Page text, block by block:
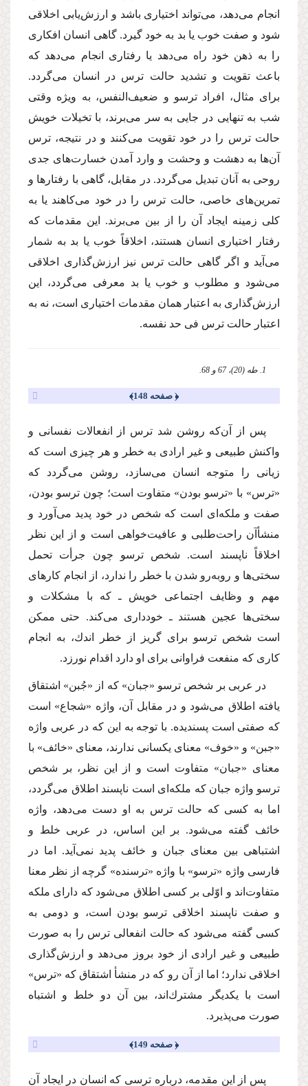
انجام مى‌دهد، مى‌تواند اختیارى باشد و ارزش‌یابى اخلاقى
شود و صفت خوب یا بد به خود گیرد. گاهى انسان افكارى
را به ذهن خود راه مى‌دهد یا رفتارى انجام مى‌دهد كه
باعث تقویت و تشدید حالت ترس در انسان مى‌گردد.
براى مثال، افراد ترسو و ضعیف‌النفس، به ویژه وقتى
شب به تنهایى در جایى به سر مى‌برند، با تخیلات خویش
حالت ترس را در خود تقویت مى‌كنند و در نتیجه، ترس
آن‌ها به دهشت و وحشت و وارد آمدن خسارت‌هاى جدى
روحى به آنان تبدیل مى‌گردد. در مقابل، گاهى با رفتارها و
تمرین‌هاى خاصى، حالت ترس را در خود مى‌كاهند یا به
كلى زمینه ایجاد آن را از بین مى‌برند. این مقدمات كه
رفتار اختیارى انسان هستند، اخلاقاً خوب یا بد به شمار
مى‌آید و اگر گاهى حالت ترس نیز ارزش‌گذارى اخلاقى
مى‌شود و مطلوب و خوب یا بد معرفى مى‌گردد، این
ارزش‌گذارى به اعتبار همان مقدمات اختیارى است، نه به
اعتبار حالت ترس فى حد نفسه.
1. طه (20)، 67 و 68.
﴿ صفحه 148﴾
پس از آن‌كه روشن شد ترس از انفعالات نفسانى و
واكنش طبیعى و غیر ارادى به خطر و هر چیزى است كه
زیانى را متوجه انسان مى‌سازد، روشن مى‌گردد كه
«ترس» با «ترسو بودن» متفاوت است؛ چون ترسو بودن،
صفت و ملكه‌اى است كه شخص در خود پدید مى‌آورد و
منشأآن راحت‌طلبى و عافیت‌خواهى است و از این نظر
اخلاقاً ناپسند است. شخص ترسو چون جرأت تحمل
سختى‌ها و روبه‌رو شدن با خطر را ندارد، از انجام كارهاى
مهم و وظایف اجتماعى خویش ـ كه با مشكلات و
سختى‌ها عجین هستند ـ خوددارى مى‌كند. حتى ممكن
است شخص ترسو براى گریز از خطر اندك، به انجام
كارى كه منفعت فراوانى براى او دارد اقدام نورزد.
در عربى بر شخص ترسو «جبان» كه از «جُبن» اشتقاق
یافته اطلاق مى‌شود و در مقابل آن، واژه «شجاع» است
كه صفتى است پسندیده. با توجه به این كه در عربى واژه
«جبن» و «خوف» معناى یكسانى ندارند، معناى «خائف» با
معناى «جبان» متفاوت است و از این نظر، بر شخص
ترسو واژه جبان كه ملكه‌اى است ناپسند اطلاق مى‌گردد،
اما به كسى كه حالت ترس به او دست مى‌دهد، واژه
خائف گفته مى‌شود. بر این اساس، در عربى خلط و
اشتباهى بین معناى جبان و خائف پدید نمى‌آید. اما در
فارسى واژه «ترسو» با واژه «ترسنده» گرچه از نظر معنا
متفاوت‌اند و اوّلى بر كسى اطلاق مى‌شود كه داراى ملكه
و صفت ناپسند اخلاقى ترسو بودن است، و دومى به
كسى گفته مى‌شود كه حالت انفعالى ترس را به صورت
طبیعى و غیر ارادى از خود بروز مى‌دهد و ارزش‌گذارى
اخلاقى ندارد؛ اما از آن رو كه در منشأ اشتقاق كه «ترس»
است با یكدیگر مشترك‌اند، بین آن دو خلط و اشتباه
صورت مى‌پذیرد.
﴿ صفحه 149﴾
پس از این مقدمه، درباره ترسى كه انسان در ایجاد آن